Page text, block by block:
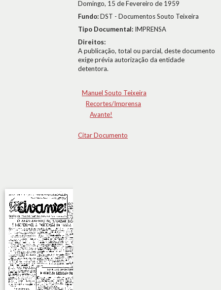
Domingo, 15 de Fevereiro de 1959
Fundo:DST - Documentos Souto Teixeira
Tipo Documental: IMPRENSA
Direitos:
A publicação, total ou parcial, deste documento
exige prévia autorização da entidade
detentora.
Manuel Souto Teixeira
Recortes/Imprensa
Avante!
Citar Documento